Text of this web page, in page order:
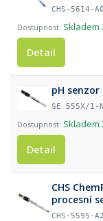
CHS-5614-
Skladem
Detail
pH senzor
SE 555X/1-
Skladem
Detail
CHS
procesní
CHS-5595-